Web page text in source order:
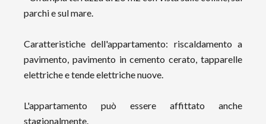
parchi e sul mare.
Caratteristiche dell'appartamento: riscaldamento a
pavimento, pavimento in cemento cerato, tapparelle
elettriche e tende elettriche nuove.
L'appartamento può essere affittato anche
stagionalmente.